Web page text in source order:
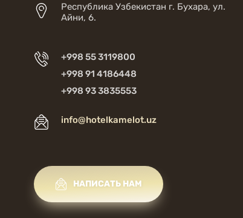
Республика Узбекистан г. Бухара, ул.
Айни, 6.
+998 55 3119800
+998 91 4186448
+998 93 3835553
info@hotelkamelot.uz
НАПИСАТЬ НАМ